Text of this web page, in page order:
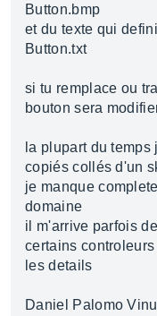
Button.bmp
et du texte qui
Button.txt
si tu remplace ou
bouton sera
la plupart du
copiés collés d'un
je manque
domaine
il m'arrive parfois
certains
les details
Daniel Palomo